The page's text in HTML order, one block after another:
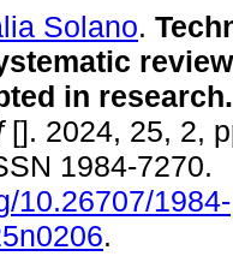
Solano.
in research.
[]. 2024, 25, 2,
1984-7270.
10.26707/1984-
.